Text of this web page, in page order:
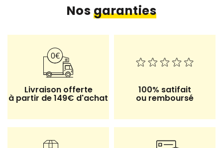
Nosgaranties
Livraison offerte
à partir de 149€ d'achat
100% satifait
ou remboursé